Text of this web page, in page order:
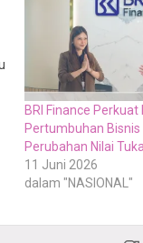
BRI Finance
Pertumbuhan Bisnis
Perubahan Nilai
11 Juni 2026
dalam "NASIONAL"